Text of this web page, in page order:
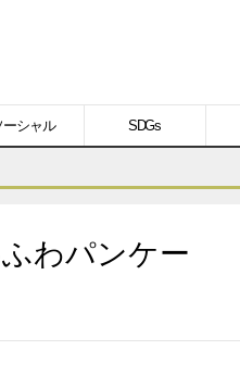
ーシャル SDGs
わパンケー